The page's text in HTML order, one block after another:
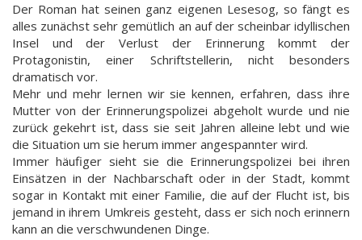
Der Roman hat seinen ganz eigenen Lesesog, so fängt es
alles zunächst sehr gemütlich an auf der scheinbar idyllischen
Insel und der Verlust der Erinnerung kommt der
Protagonistin, einer Schriftstellerin, nicht besonders
dramatisch vor.
Mehr und mehr lernen wir sie kennen, erfahren, dass ihre
Mutter von der Erinnerungspolizei abgeholt wurde und nie
zurück gekehrt ist, dass sie seit Jahren alleine lebt und wie
die Situation um sie herum immer angespannter wird.
Immer häufiger sieht sie die Erinnerungspolizei bei ihren
Einsätzen in der Nachbarschaft oder in der Stadt, kommt
sogar in Kontakt mit einer Familie, die auf der Flucht ist, bis
jemand in ihrem Umkreis gesteht, dass er sich noch erinnern
kann an die verschwundenen Dinge.